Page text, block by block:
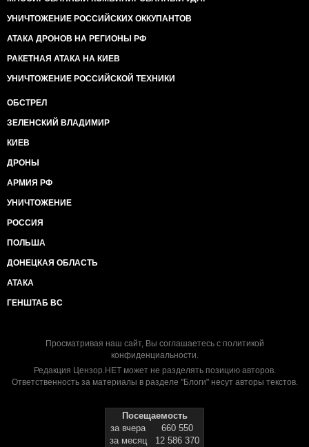
УНИЧТОЖЕНИЕ РОССИЙСКИХ ОККУПАНТОВ
АТАКА ДРОНОВ НА РЕГИОНЫ РФ
РАКЕТНАЯ АТАКА НА КИЕВ
УНИЧТОЖЕНИЕ РОССИЙСКОЙ ТЕХНИКИ
ОБСТРЕЛ
ЗЕЛЕНСКИЙ ВЛАДИМИР
КИЕВ
ДРОНЫ
АРМИЯ РФ
УНИЧТОЖЕНИЕ
РОССИЯ
ПОЛЬША
ДОНЕЦКАЯ ОБЛАСТЬ
АТАКА
ГЕНШТАБ ВС
Просматривая наш сайт, Вы соглашаетесь с политикой
конфиденциальности.
Редакция Цензор.НЕТ может не разделять позицию авторов.
Ответственность за материалы в разделе "Блоги" несут авторы текстов.
Посещаемость
за вчера
660 550
за месяц
12 586 370